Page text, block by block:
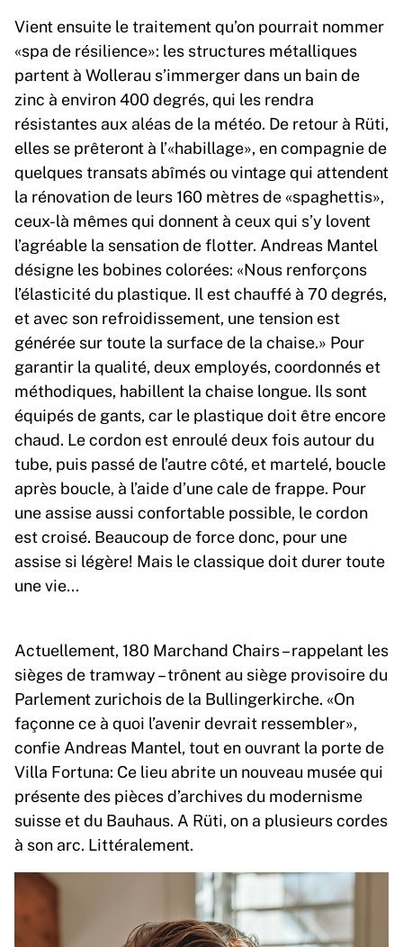
Vient ensuite le traitement qu’on pourrait nommer
«spa de résilience»: les structures métalliques
partent à Wollerau s’immerger dans un bain de
zinc à environ 400 degrés, qui les rendra
résistantes aux aléas de la météo. De retour à Rüti,
elles se prêteront à l’«habillage», en compagnie de
quelques transats abîmés ou vintage qui attendent
la rénovation de leurs 160 mètres de «spaghettis»,
ceux-là mêmes qui donnent à ceux qui s’y lovent
l’agréable la sensation de flotter. Andreas Mantel
désigne les bobines colorées: «Nous renforçons
l’élasticité du plastique. Il est chauffé à 70 degrés,
et avec son refroidissement, une tension est
générée sur toute la surface de la chaise.» Pour
garantir la qualité, deux employés, coordonnés et
méthodiques, habillent la chaise longue. Ils sont
équipés de gants, car le plastique doit être encore
chaud. Le cordon est enroulé deux fois autour du
tube, puis passé de l’autre côté, et martelé, boucle
après boucle, à l’aide d’une cale de frappe. Pour
une assise aussi confortable possible, le cordon
est croisé. Beaucoup de force donc, pour une
assise si légère! Mais le classique doit durer toute
une vie…
Actuellement, 180 Marchand Chairs – rappelant les
sièges de tramway – trônent au siège provisoire du
Parlement zurichois de la Bullingerkirche. «On
façonne ce à quoi l’avenir devrait ressembler»,
confie Andreas Mantel, tout en ouvrant la porte de
Villa Fortuna: Ce lieu abrite un nouveau musée qui
présente des pièces d’archives du modernisme
suisse et du Bauhaus. A Rüti, on a plusieurs cordes
à son arc. Littéralement.